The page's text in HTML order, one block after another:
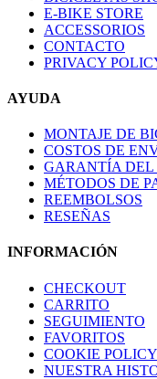
E-BIKE STORE
ACCESSORIOS
CONTACTO
PRIVACY
AYUDA
MONTAJE DE
COSTOS DE
GARANTÍA DEL
MÉTODOS DE
REEMBOLSOS
RESEÑAS
INFORMACIÓN
CHECKOUT
CARRITO
SEGUIMIENTO
FAVORITOS
COOKIE POLICY
NUESTRA